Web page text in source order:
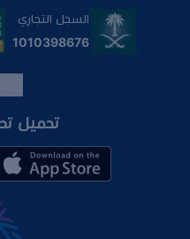
السجل التجاري
1010398676
تحميل